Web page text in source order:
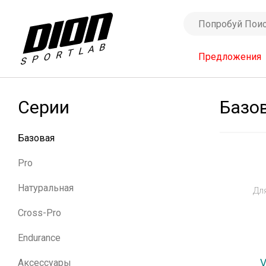
Предложения
Серии
Базовая
Pro
Натуральная
Cross-Pro
Endurance
Аксессуары